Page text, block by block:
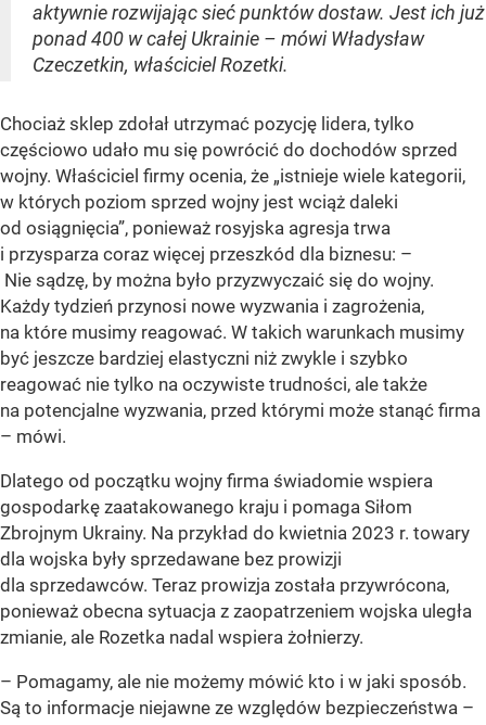
aktywnie rozwijając sieć punktów dostaw. Jest ich już
ponad 400 w całej Ukrainie – mówi Władysław
Czeczetkin, właściciel Rozetki.
Chociaż sklep zdołał utrzymać pozycję lidera, tylko
częściowo udało mu się powrócić do dochodów sprzed
wojny. Właściciel firmy ocenia, że „istnieje wiele kategorii,
w których poziom sprzed wojny jest wciąż daleki
od osiągnięcia”, ponieważ rosyjska agresja trwa
i przysparza coraz więcej przeszkód dla biznesu: –
Nie sądzę, by można było przyzwyczaić się do wojny.
Każdy tydzień przynosi nowe wyzwania i zagrożenia,
na które musimy reagować. W takich warunkach musimy
być jeszcze bardziej elastyczni niż zwykle i szybko
reagować nie tylko na oczywiste trudności, ale także
na potencjalne wyzwania, przed którymi może stanąć firma
– mówi.
Dlatego od początku wojny firma świadomie wspiera
gospodarkę zaatakowanego kraju i pomaga Siłom
Zbrojnym Ukrainy. Na przykład do kwietnia 2023 r. towary
dla wojska były sprzedawane bez prowizji
dla sprzedawców. Teraz prowizja została przywrócona,
ponieważ obecna sytuacja z zaopatrzeniem wojska uległa
zmianie, ale Rozetka nadal wspiera żołnierzy.
– Pomagamy, ale nie możemy mówić kto i w jaki sposób.
Są to informacje niejawne ze względów bezpieczeństwa –